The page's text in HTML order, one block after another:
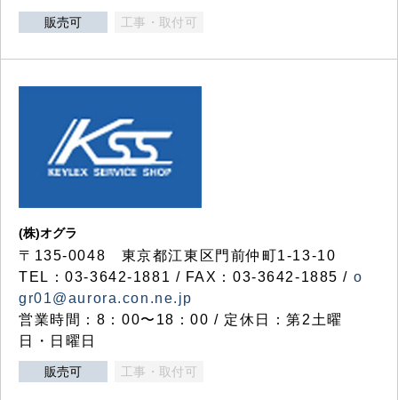
販売可 工事・取付可
(株)オグラ
〒135-0048 東京都江東区門前仲町1-13-10
TEL：03-3642-1881 / FAX：03-3642-1885 / o
gr01@aurora.con.ne.jp
営業時間：8：00〜18：00 / 定休日：第2土曜
日・日曜日
販売可 工事・取付可